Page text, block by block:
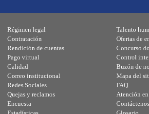
Régimen legal
Contratación
Rendición de cuentas
Pago virtual
Calidad
Talento
Ofertas de
Concurso
Control
Buzón de
Correo institucional
Redes Sociales
Quejas y reclamos
Encuesta
Mapa del
FAQ
Atención
Contáctenos